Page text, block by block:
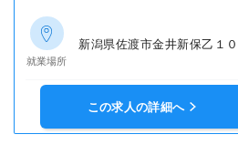
就業場所
新潟県佐渡市金井新保乙１
この求人の詳細へ